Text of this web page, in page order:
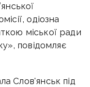
одіозна
міської ради
повідомляє
Слов'янськ під